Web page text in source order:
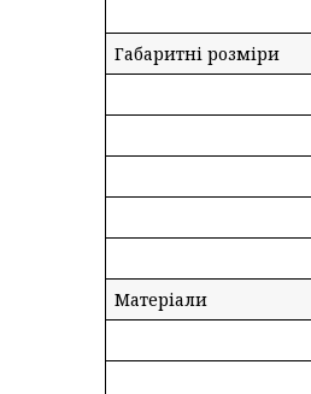
Габаритні розміри
Матеріали